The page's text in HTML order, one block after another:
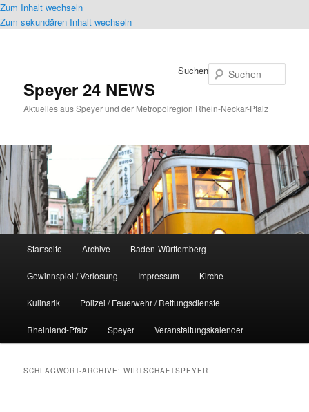
Zum Inhalt wechseln
Zum sekundären Inhalt wechseln
Speyer 24 NEWS
Aktuelles aus Speyer und der Metropolregion Rhein-Neckar-Pfalz
Suchen
Startseite Archive Baden-Württemberg
Gewinnspiel / Verlosung Impressum Kirche
Kulinarik Polizei / Feuerwehr / Rettungsdienste
Rheinland-Pfalz Speyer Veranstaltungskalender
SCHLAGWORT-ARCHIVE:WIRTSCHAFTSPEYER